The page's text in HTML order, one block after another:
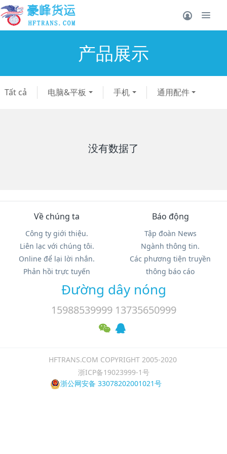
产品展示
Tất cả 电脑&平板 手机 通用配件
没有数据了
Về chúng ta
Công ty giới thiệu.
Liên lạc với chúng tôi.
Online để lại lời nhắn.
Phản hồi trực tuyến
Báo động
Tập đoàn News
Ngành thông tin.
Các phương tiện truyền
thông báo cáo
Đường dây nóng
15988539999 13735650999
HFTRANS.COM COPYRIGHT 2005-2020
浙ICP备19023999-1号
浙公网安备 33078202001021号